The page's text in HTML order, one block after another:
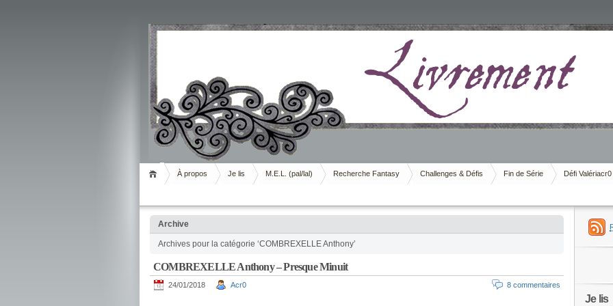
Livrement
À propos Je lis M.E.L. (pal/lal) Recherche Fantasy Challenges & Défis Fin de Série Défi Valériacr0
Archive
Archives pour la catégorie ‘COMBREXELLE Anthony’
COMBREXELLE Anthony – Presque Minuit
24/01/2018 Acr0 8 commentaires
Je lis